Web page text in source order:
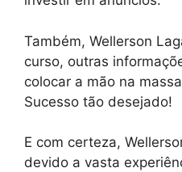
Também, Wellerson
curso, outras
colocar a mão na
Sucesso tão desejado!
E com certeza,
devido a vasta